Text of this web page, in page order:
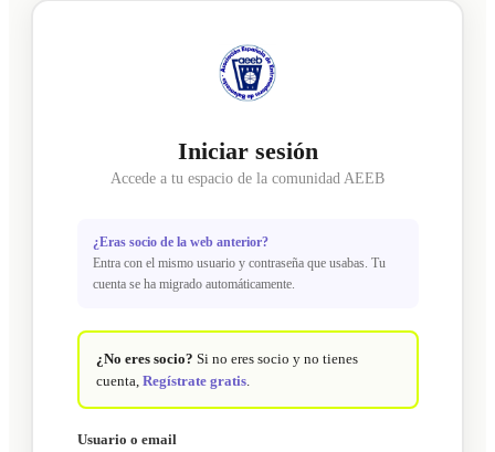
Iniciar sesión
Accede a tu espacio de la comunidad AEEB
¿Eras socio de la web anterior?
Entra con el mismo usuario y contraseña que usabas. Tu
cuenta se ha migrado automáticamente.
¿No eres socio? Si no eres socio y no tienes
cuenta, Regístrate gratis
Usuario o email